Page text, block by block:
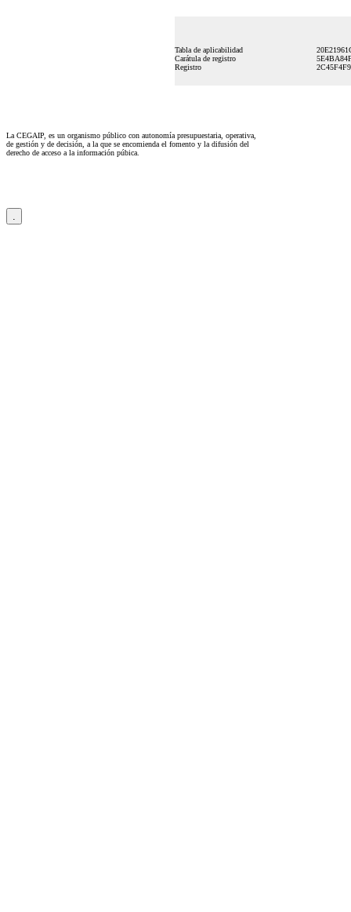
Tabla de aplicabilidad
Carátula de registro
Registro
La CEGAIP, es un organismo público con autonomía presupuestaria, operativa,
de gestión y de decisión, a la que se encomienda el fomento y la difusión del
derecho de acceso a la información púbica.